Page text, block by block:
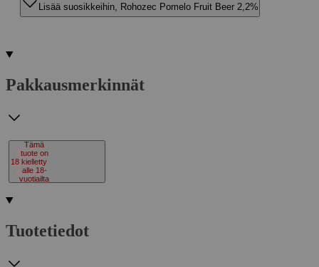
Lisää suosikkeihin, Rohozec Pomelo Fruit Beer 2,2%
Pakkausmerkinnät
18
Tämä
tuote on
kielletty
alle 18-
vuotiailta
Tuotetiedot